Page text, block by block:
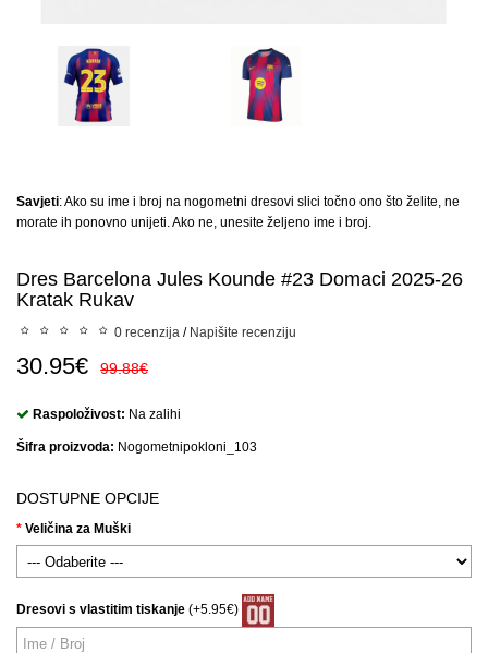
Savjeti: Ako su ime i broj na nogometni dresovi slici točno ono što želite, ne
morate ih ponovno unijeti. Ako ne, unesite željeno ime i broj.
Dres Barcelona Jules Kounde #23 Domaci 2025-26
Kratak Rukav
0 recenzija / Napišite recenziju
30.95€ 99.88€
Raspoloživost: Na zalihi
Šifra proizvoda: Nogometnipokloni_103
DOSTUPNE OPCIJE
Veličina za Muški
Dresovi s vlastitim tiskanje (+5.95€)